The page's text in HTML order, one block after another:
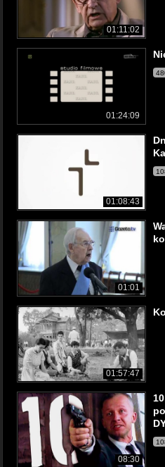
01:11:02
01:24:09
01:08:43
01:01
01:57:47
08:30